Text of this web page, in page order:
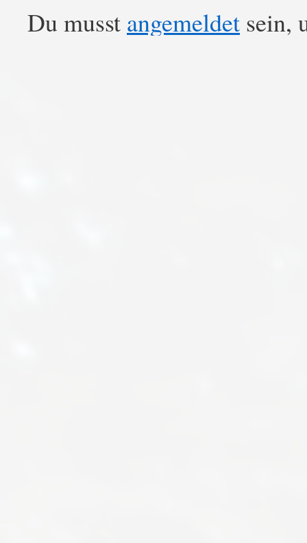
Du musst angemeldet sein,